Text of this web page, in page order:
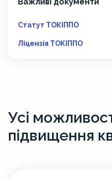
Важливі документи
Статут ТОКІППО
Ліцензія ТОКІППО
Усі
підвищення